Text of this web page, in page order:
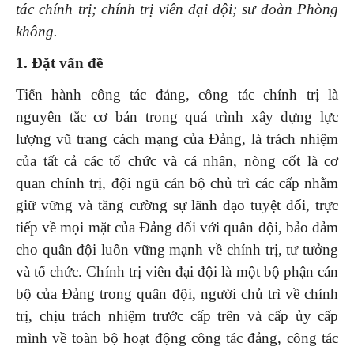
tác chính trị; chính trị viên đại đội; sư đoàn Phòng
không.
1. Đặt vấn đề
Tiến hành công tác đảng, công tác chính trị là
nguyên tắc cơ bản trong quá trình xây dựng lực
lượng vũ trang cách mạng của Đảng, là trách nhiệm
của tất cả các tổ chức và cá nhân, nòng cốt là cơ
quan chính trị, đội ngũ cán bộ chủ trì các cấp nhằm
giữ vững và tăng cường sự lãnh đạo tuyệt đối, trực
tiếp về mọi mặt của Đảng đối với quân đội, bảo đảm
cho quân đội luôn vững mạnh về chính trị, tư tưởng
và tổ chức. Chính trị viên đại đội là một bộ phận cán
bộ của Đảng trong quân đội, người chủ trì về chính
trị, chịu trách nhiệm trước cấp trên và cấp ủy cấp
mình về toàn bộ hoạt động công tác đảng, công tác